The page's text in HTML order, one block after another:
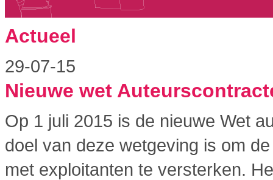
Actueel
29-07-15
Nieuwe wet
Op 1 juli 2015 is de nieuwe Wet
doel van deze wetgeving is om
met exploitanten te versterken.